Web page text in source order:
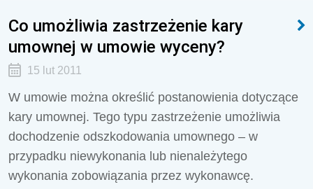
Co umożliwia zastrzeżenie kary
umownej w umowie wyceny?
15 lut 2011
W umowie można określić postanowienia dotyczące
kary umownej. Tego typu zastrzeżenie umożliwia
dochodzenie odszkodowania umownego – w
przypadku niewykonania lub nienależytego
wykonania zobowiązania przez wykonawcę.